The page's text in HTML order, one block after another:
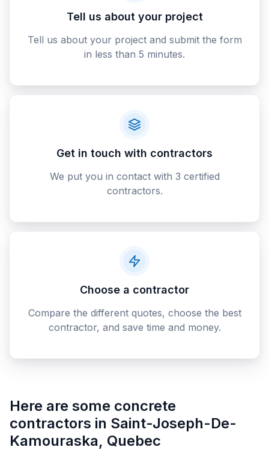
Tell us about your project
Tell us about your project and submit the form
in less than 5 minutes.
Get in touch with contractors
We put you in contact with 3 certified
contractors.
Choose a contractor
Compare the different quotes, choose the best
contractor, and save time and money.
Here are some concrete
contractors in Saint-Joseph-De-
Kamouraska, Quebec